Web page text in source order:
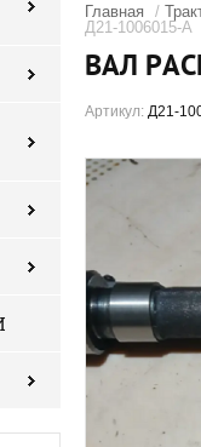
Главная /
Д21-1006015-А
ВАЛ
Артикул: Д21-